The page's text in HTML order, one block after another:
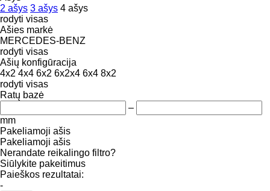
2 ašys 3 ašys 4 ašys
rodyti visas
Ašies markė
MERCEDES-BENZ
rodyti visas
Ašių konfigūracija
4x2 4x4 6x2 6x2x4 6x4 8x2
rodyti visas
Ratų bazė
–
mm
Pakeliamoji ašis
Pakeliamoji ašis
Nerandate reikalingo filtro?
Siūlykite pakeitimus
Paieškos rezultatai:
-